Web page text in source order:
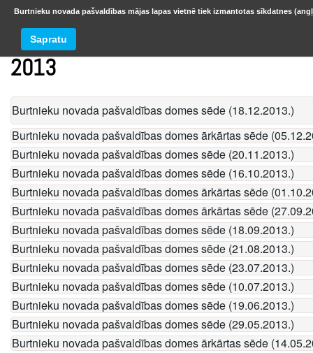
2013
Burtnieku novada pašvaldības domes sēde (18.12.2013.)
Burtnieku novada pašvaldības domes ārkārtas sēde
Burtnieku novada pašvaldības domes sēde (20.11.2013.)
Burtnieku novada pašvaldības domes sēde (16.10.2013.)
Burtnieku novada pašvaldības domes ārkārtas sēde
Burtnieku novada pašvaldības domes ārkārtas sēde
Burtnieku novada pašvaldības domes sēde (18.09.2013.)
Burtnieku novada pašvaldības domes sēde (21.08.2013.)
Burtnieku novada pašvaldības domes sēde (23.07.2013.)
Burtnieku novada pašvaldības domes sēde (10.07.2013.)
Burtnieku novada pašvaldības domes sēde (19.06.2013.)
Burtnieku novada pašvaldības domes sēde (29.05.2013.)
Burtnieku novada pašvaldības domes ārkārtas sēde
Burtnieku novada pašvaldības mājas lapas vietnē tiek izmantotas sīkdatnes
Sapratu